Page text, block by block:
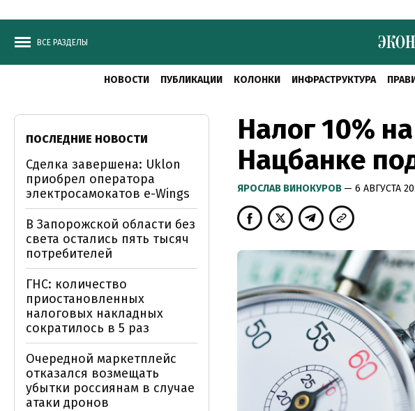
ВСЕ РАЗДЕЛЫ
НОВОСТИ ПУБЛИКАЦИИ КОЛОНКИ ИНФРАСТРУКТУРА
Налог 10%
Нацбанке
ЯРОСЛАВ ВИНОКУРОВ — 6 АВГУСТА
ПОСЛЕДНИЕ НОВОСТИ
Сделка завершена: Uklon
приобрел оператора
электросамокатов e-Wings
В Запорожской области без
света остались пять тысяч
потребителей
ГНС: количество
приостановленных
налоговых накладных
сократилось в 5 раз
Очередной маркетплейс
отказался возмещать
убытки россиянам в случае
атаки дронов